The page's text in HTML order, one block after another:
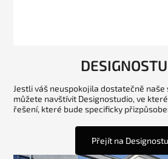
Jestli váš neuspokojila dostatečně
můžete navštívit Designostudio, ve
řešení, které bude specificky
Přejít na